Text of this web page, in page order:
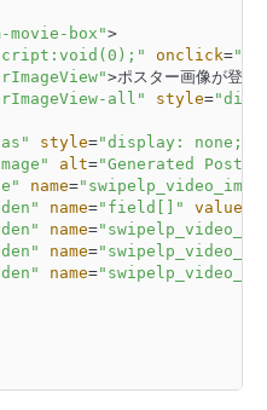
movie-box">
onclick=
>ポスター画像が登録
all" style=
style="display: none;"
alt="Generated
name=
name="field[]" value
name=
name=
name=